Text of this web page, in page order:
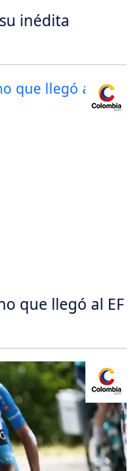
inédita
que llegó al EF